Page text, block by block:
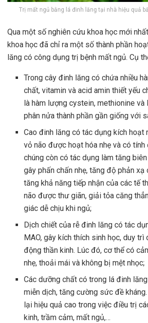
Trị mất ngủ bằng lá đinh lăng tại nhà hiệu quả
Qua một số nghiên cứu khoa học mới
khoa học đã chỉ ra một số thành phần
lăng có công dụng trị bệnh mất ngủ. Cụ
Trong cây đinh lăng có chứa nhiều
chất, vitamin và acid amin thiết yếu
là hàm lượng cystein, methionine
phân nửa thành phần gần giống với
Cao đinh lăng có tác dụng kích hoạt
vỏ não được hoạt hóa nhẹ và có tính
chúng còn có tác dụng làm tăng
gây phấn chấn nhẹ, tăng độ phản xạ
tăng khả năng tiếp nhận của các tế
não được thư giãn, giải tỏa căng
giác dễ chịu khi ngủ;
Dịch chiết của rễ đinh lăng có tác
MAO, gây kích thích sinh học, duy trì
động thần kinh. Lúc đó, cơ thể có
nhẹ, thoải mái và không bị mệt nhọc;
Các dưỡng chất có trong lá đinh
miễn dịch, tăng cường sức đề
lại hiệu quả cao trong việc điều trị
kinh, trầm cảm, mất ngủ,…